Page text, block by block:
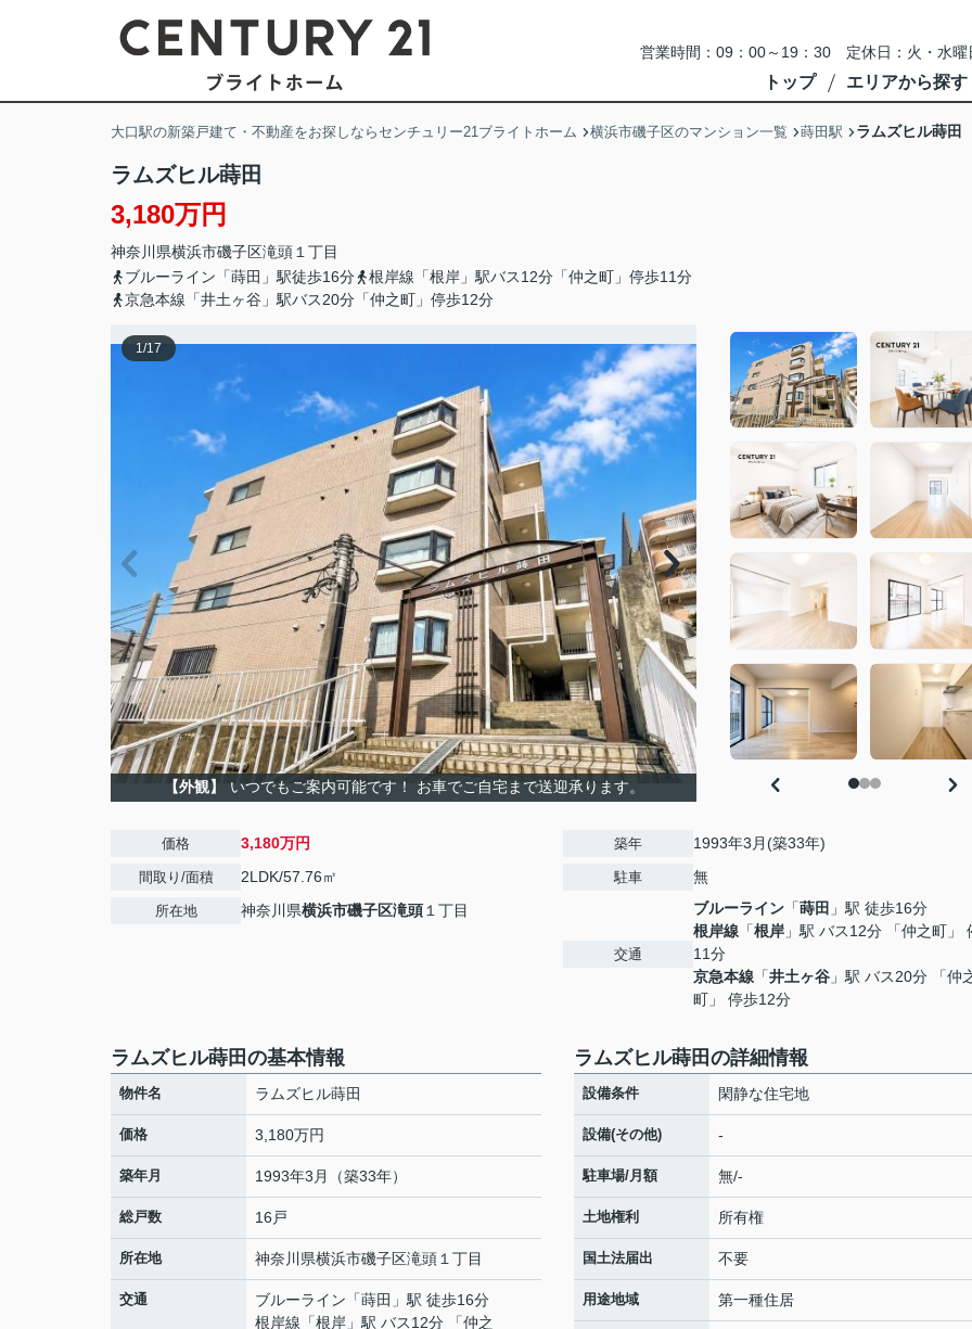
営業時間：09：00～19：30 定休日：火・水
トップ エリアから探す
大口駅の新築戸建て・不動産をお探しならセンチュリー21ブライトホーム 横浜市磯子区のマンション一覧 蒔田駅 ラムズヒル蒔田
ラムズヒル蒔田
3,180万円
神奈川県横浜市磯子区滝頭 １丁目
ブルーライン「蒔田」駅徒歩16分
根岸線「根岸」駅バス12分「仲之町」停歩11分
京急本線「井土ヶ谷」駅バス20分「仲之町」停歩12分
1/17
【外観】 いつでもご案内可能です！ お車でご自宅まで送迎承ります。
価格 3,180万円
間取り/面積 2LDK/57.76㎡
所在地 神奈川県横浜市磯子区滝頭 １丁目
築年 1993年3月(築33年)
駐車 無
交通
ブルーライン 「蒔田 」駅 徒歩16分
根岸線 「根岸 」駅 バス12分 「仲之町」
11分
京急本線 「井土ヶ谷 」駅 バス20分 「仲
町」 停歩12分
ラムズヒル蒔田の基本情報
物件名 ラムズヒル蒔田
価格 3,180万円
築年月 1993年3月（築33年）
総戸数 16戸
所在地 神奈川県横浜市磯子区滝頭 １丁目
交通 ブルーライン 「蒔田 」駅 徒歩16分
根岸線 「根岸 」駅 バス12分 「仲之
ラムズヒル蒔田の詳細情報
設備条件 閑静な住宅地
設備(その他) -
駐車場/月額 無/-
土地権利 所有権
国土法届出 不要
用途地域 第一種住居